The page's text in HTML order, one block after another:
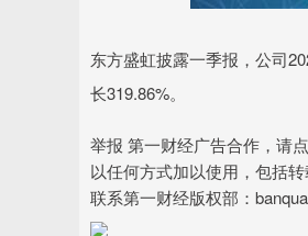
东方盛虹披露一季报，公司
长319.86%。
举报 第一财经广告合作，请
以任何方式加以使用，包括
联系第一财经版权部：
-0.52% 沪深300